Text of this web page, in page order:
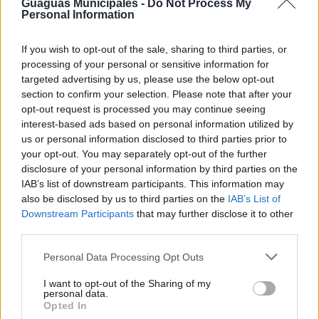
Guaguas Municipales - Do Not Process My
Personal Information
If you wish to opt-out of the sale, sharing to third parties, or
processing of your personal or sensitive information for
targeted advertising by us, please use the below opt-out
section to confirm your selection. Please note that after your
opt-out request is processed you may continue seeing
interest-based ads based on personal information utilized by
us or personal information disclosed to third parties prior to
your opt-out. You may separately opt-out of the further
disclosure of your personal information by third parties on the
IAB’s list of downstream participants. This information may
also be disclosed by us to third parties on the IAB’s List of
Downstream Participants that may further disclose it to other
Personal Data Processing Opt Outs
I want to opt-out of the Sharing of my
personal data.
Opted In
Estadio Gran Canaria en la avenida Pintor Felo Monzón.
operativas las líneas 44 (Santa Catalina-Isla Perdida) y
45 (Santa Catalina-Hoya Andrea), con parada cercana
al Estadio (Pintor Felo Monzón, 38).
Para la evacuación, tras la paulatina finalización de los
conciertos, el plan de movilidad establece como eje
central la calle Fondos de Segura, junto a la grada Sur y
el aparcamiento anexo del Estadio Gran Canaria. Allí, a
partir de las 22:30 horas, se desplegará una terminal
especial de transporte público –con tres diferentes
puntos de parada-, que contará con 25 vehículos de
Guaguas Municipales en exclusiva para facilitar el
regreso de los asistentes.
Desde la terminal especial en la calle Fondos de Segura,
paradas- con destino al Teatro, la zona de Santa
Catalina/Puerto y el Auditorio. Este dispositivo especial
comenzará a operar desde las 22:30 horas y estará en
permanente funcionamiento hasta las 3:00 horas del